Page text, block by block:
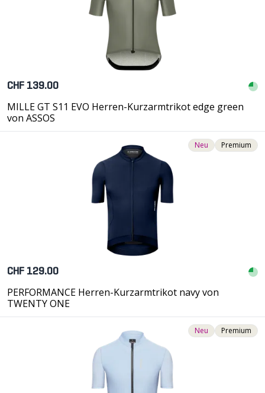
CHF 139.00
MILLE GT S11 EVO Herren-Kurzarmtrikot edge green
von ASSOS
Neu Premium
CHF 129.00
PERFORMANCE Herren-Kurzarmtrikot navy von
TWENTY ONE
Neu Premium